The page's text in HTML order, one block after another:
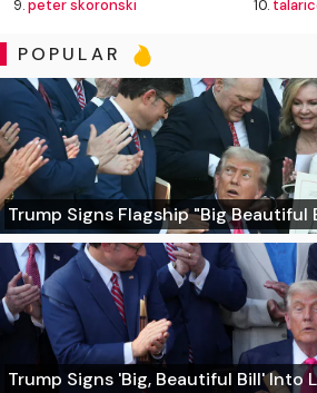
9.peter skoronski 10.
POPULAR
Trump Signs Flagship "Big Beautiful
Trump Signs 'Big, Beautiful Bill' Into